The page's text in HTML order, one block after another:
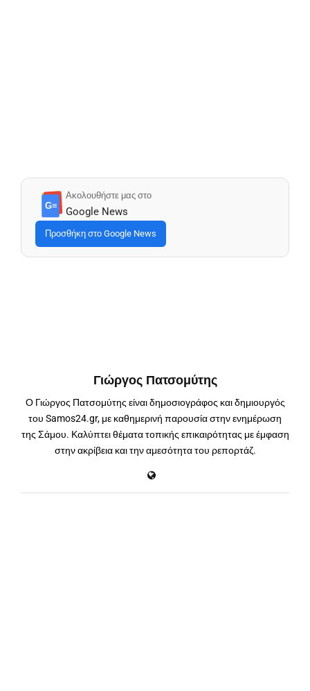
G≡
Ακολουθήστε μας στο
Google News
Προσθήκη στο Google News
Γιώργος Πατσομύτης
Ο Γιώργος Πατσομύτης είναι δημοσιογράφος και δημιουργός
του Samos24.gr, με καθημερινή παρουσία στην ενημέρωση
της Σάμου. Καλύπτει θέματα τοπικής επικαιρότητας με έμφαση
στην ακρίβεια και την αμεσότητα του ρεπορτάζ.